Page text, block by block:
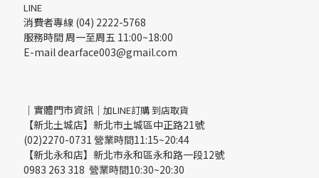
LINE
消費者專線 (04) 2222-5768
服務時間 周一至周五 11:00~18:00
E-mail dearface003@gmail.com
｜實體門市資訊｜ 加LINE訂購 到店取貨
【新北土城店】新北市土城區中正路21號
(02)2270-0731 營業時間11:15~20:44
【新北永和店】新北市永和區永和路一段12號
0983 263 318 營業時間10:30~20:30